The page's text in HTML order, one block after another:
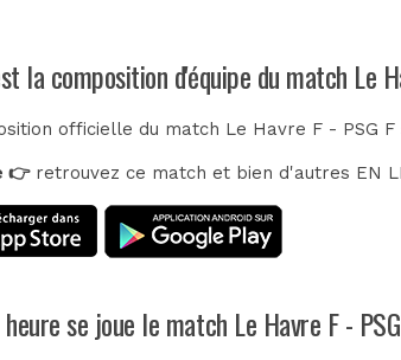
la composition d'équipe du match Le
officielle du match Le Havre F - PSG
👉retrouvez ce match et bien d'autres EN
se joue le match Le Havre F -